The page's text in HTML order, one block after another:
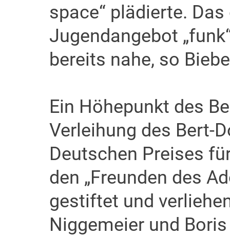
space“ plädierte.
Jugendangebot
bereits nahe, so
Ein Höhepunkt des
Verleihung des Bert-
Deutschen Preises
den „Freunden des
gestiftet und
Niggemeier und